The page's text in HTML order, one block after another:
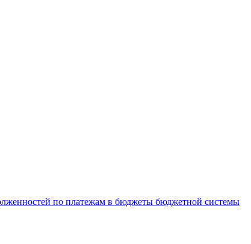
по платежам в бюджеты бюджетной системы